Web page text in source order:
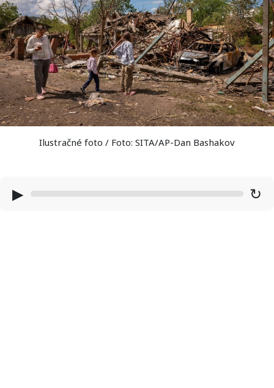
Ilustračné foto / Foto: SITA/AP-Dan Bashakov
▶ ↻